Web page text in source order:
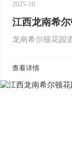
2025-10
江西龙南希
龙南希尔顿花园
合式会客厅，3
厅，5至9层为高...
查看详情